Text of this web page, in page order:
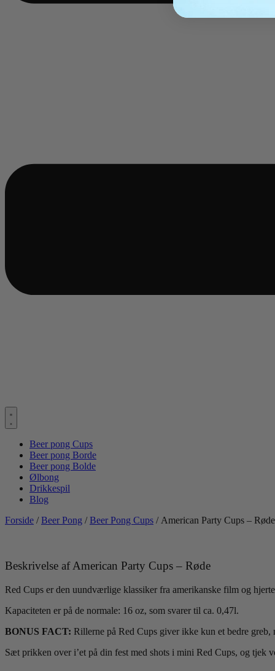
Beer pong Cups
Beer pong Borde
Beer pong Bolde
Ølbong
Drikkespil
Blog
Forside /Beer Pong /Beer Pong Cups / American Party Cups – Røde
Beskrivelse af American Party Cups – Røde
Red Cups er den uundværlige klassiker fra amerikanske film og
Kapaciteten er på de normale: 16 oz, som svarer til ca. 0,47l.
BONUS FACT: Rillerne på Red Cups giver ikke kun et bedre
Sæt prikken over i’et på din fest med shots i mini Red Cups, og tjek